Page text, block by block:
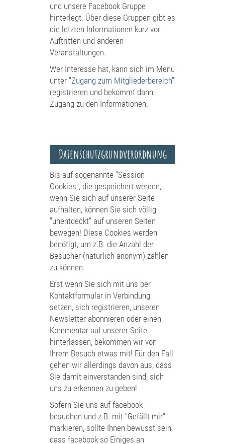
und unsere Facebook Gruppe
hinterlegt. Über diese Gruppen gibt es
die letzten Informationen kurz vor
Auftritten und anderen
Veranstaltungen.
Wer Interesse hat, kann sich im Menü
unter "Zugang zum Mitgliederbereich"
registrieren und bekommt dann
Zugang zu den Informationen.
Datenschutzgrundverordnung
Bis auf sogenannte "Session
Cookies", die gespeichert werden,
wenn Sie sich auf unserer Seite
aufhalten, können Sie sich völlig
"unentdeckt" auf unseren Seiten
bewegen! Diese Cookies werden
benötigt, um z.B. die Anzahl der
Besucher (natürlich anonym) zählen
zu können.
Erst wenn Sie sich mit uns per
Kontaktformular in Verbindung
setzen, sich registrieren, unseren
Newsletter abonnieren oder einen
Kommentar auf unserer Seite
hinterlassen, bekommen wir von
Ihrem Besuch etwas mit! Für den Fall
gehen wir allerdings davon aus, dass
Sie damit einverstanden sind, sich
uns zu erkennen zu geben!
Sofern Sie uns auf facebook
besuchen und z.B. mit "Gefällt mir"
markieren, sollte Ihnen bewusst sein,
dass facebook so Einiges an